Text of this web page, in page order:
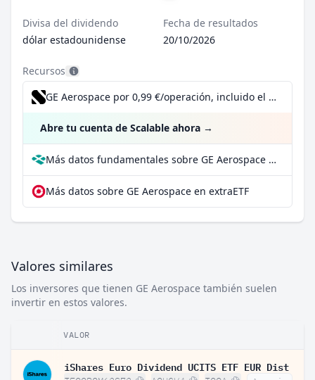
Divisa del dividendo
dólar estadounidense
Fecha de resultados
20/10/2026
Recursos
GE Aerospace por 0,99 €/operación, incluido el Dividend Reinvestment Plan
Abre tu cuenta de Scalable ahora →
Más datos fundamentales sobre GE Aerospace en Parqet
Más datos sobre GE Aerospace en extraETF
Valores similares
Los inversores que tienen GE Aerospace también suelen
invertir en estos valores.
VALOR
iShares Euro Dividend UCITS ETF EUR Dist